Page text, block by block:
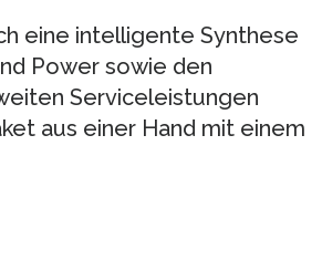
eine intelligente Synthese
Power sowie den
Serviceleistungen
aus einer Hand mit einem